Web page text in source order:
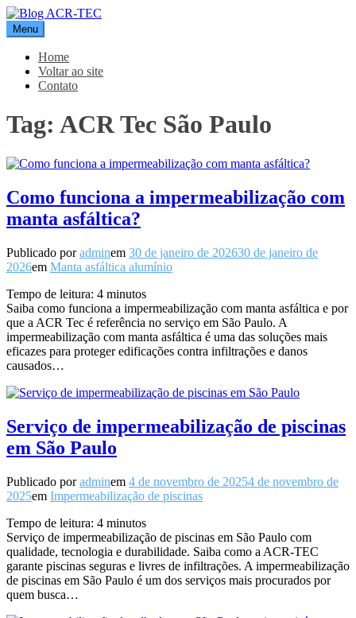
Pular
para
o
conteúdo
Blog ACR-TEC
Menu
Home
Voltar ao site
Contato
Tag: ACR Tec São Paulo
Como funciona a impermeabilização com
manta asfáltica?
Publicado poradminem 30 de janeiro de 202630 de janeiro de
2026em Manta asfáltica alumínio
Tempo de leitura: 4 minutos
Saiba como funciona a impermeabilização com manta asfáltica e por
que a ACR Tec é referência no serviço em São Paulo. A
impermeabilização com manta asfáltica é uma das soluções mais
eficazes para proteger edificações contra infiltrações e danos
causados…
Serviço de impermeabilização de piscinas
em São Paulo
Publicado poradminem 4 de novembro de 20254 de novembro de
2025em Impermeabilização de piscinas
Tempo de leitura: 4 minutos
Serviço de impermeabilização de piscinas em São Paulo com
qualidade, tecnologia e durabilidade. Saiba como a ACR-TEC
garante piscinas seguras e livres de infiltrações. A impermeabilização
de piscinas em São Paulo é um dos serviços mais procurados por
quem busca…